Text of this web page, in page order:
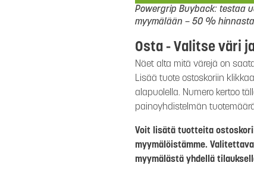
Powergrip Buyback: testaa
myymälään – 50 %
Osta - Valitse väri
Näet alta mitä värejä on
Lisää tuote ostoskoriin
alapuolella. Numero kertoo
painoyhdistelmän
Voit lisätä tuotteita
myymälöistämme.
myymälästä yhdellä